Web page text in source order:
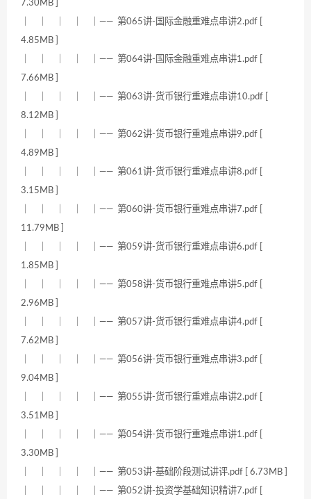
7.30MB ]
｜ ｜ ｜ ｜ ｜—— 第065讲-国际金融重难点串讲2.pdf [
4.85MB ]
｜ ｜ ｜ ｜ ｜—— 第064讲-国际金融重难点串讲1.pdf [
7.66MB ]
｜ ｜ ｜ ｜ ｜—— 第063讲-货币银行重难点串讲10.pdf [
8.12MB ]
｜ ｜ ｜ ｜ ｜—— 第062讲-货币银行重难点串讲9.pdf [
4.89MB ]
｜ ｜ ｜ ｜ ｜—— 第061讲-货币银行重难点串讲8.pdf [
3.15MB ]
｜ ｜ ｜ ｜ ｜—— 第060讲-货币银行重难点串讲7.pdf [
11.79MB ]
｜ ｜ ｜ ｜ ｜—— 第059讲-货币银行重难点串讲6.pdf [
1.85MB ]
｜ ｜ ｜ ｜ ｜—— 第058讲-货币银行重难点串讲5.pdf [
2.96MB ]
｜ ｜ ｜ ｜ ｜—— 第057讲-货币银行重难点串讲4.pdf [
7.62MB ]
｜ ｜ ｜ ｜ ｜—— 第056讲-货币银行重难点串讲3.pdf [
9.04MB ]
｜ ｜ ｜ ｜ ｜—— 第055讲-货币银行重难点串讲2.pdf [
3.51MB ]
｜ ｜ ｜ ｜ ｜—— 第054讲-货币银行重难点串讲1.pdf [
3.30MB ]
｜ ｜ ｜ ｜ ｜—— 第053讲-基础阶段测试讲评.pdf [ 6.73MB ]
｜ ｜ ｜ ｜ ｜—— 第052讲-投资学基础知识精讲7.pdf [